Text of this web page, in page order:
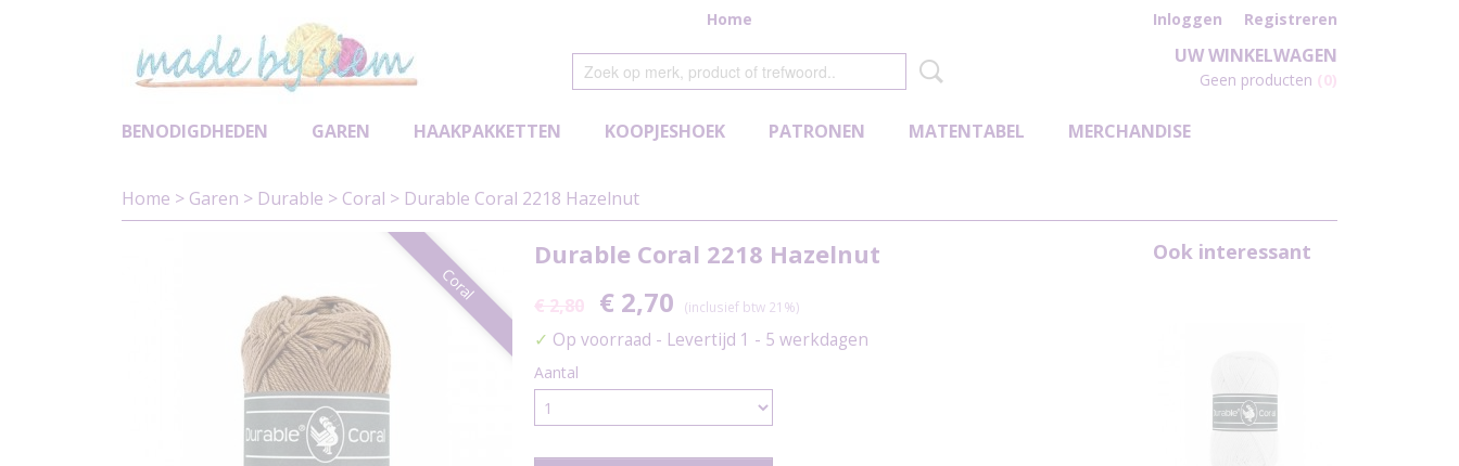
Home Inloggen Registreren
UW WINKELWAGEN
Geen producten (0)
BENODIGDHEDEN GAREN HAAKPAKKETTEN KOOPJESHOEK PATRONEN MATENTABEL MERCHANDISE
Home > Garen > Durable > Coral > Durable Coral 2218 Hazelnut
Coral
Durable Coral 2218 Hazelnut
€ 2,80 € 2,70 (inclusief btw 21%)
✓ Op voorraad - Levertijd 1 - 5 werkdagen
Aantal
Ook interessant